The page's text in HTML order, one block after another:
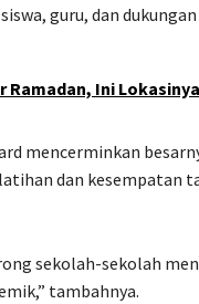
guru, dan
Ramadan, Ini Lokasinya
mencerminkan
dan
sekolah-sekolah
tambahnya.